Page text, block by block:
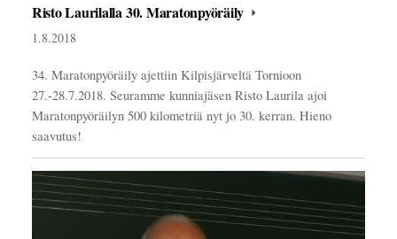
Risto Laurilalla 30. Maratonpyöräily
1.8.2018
34. Maratonpyöräily ajettiin Kilpisjärveltä Tornioon
27.-28.7.2018. Seuramme kunniajäsen Risto Laurila ajoi
Maratonpyöräilyn 500 kilometriä nyt jo 30. kerran. Hieno
saavutus!